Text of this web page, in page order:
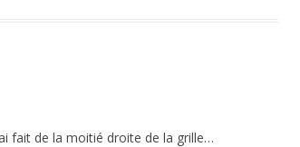
fait de la moitié droite de la grille…